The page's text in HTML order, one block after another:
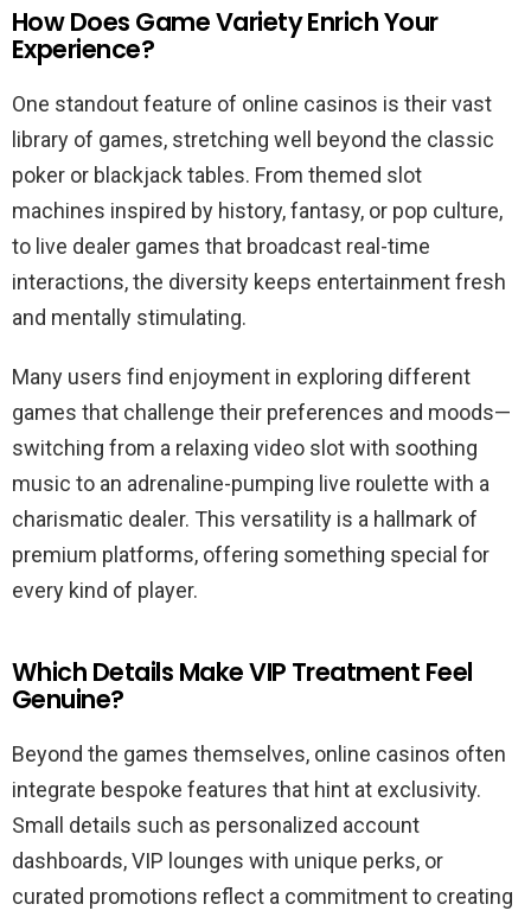
How Does Game Variety Enrich Your
Experience?
One standout feature of online casinos is their vast
library of games, stretching well beyond the classic
poker or blackjack tables. From themed slot
machines inspired by history, fantasy, or pop culture,
to live dealer games that broadcast real-time
interactions, the diversity keeps entertainment fresh
and mentally stimulating.
Many users find enjoyment in exploring different
games that challenge their preferences and moods—
switching from a relaxing video slot with soothing
music to an adrenaline-pumping live roulette with a
charismatic dealer. This versatility is a hallmark of
premium platforms, offering something special for
every kind of player.
Which Details Make VIP Treatment Feel
Genuine?
Beyond the games themselves, online casinos often
integrate bespoke features that hint at exclusivity.
Small details such as personalized account
dashboards, VIP lounges with unique perks, or
curated promotions reflect a commitment to creating